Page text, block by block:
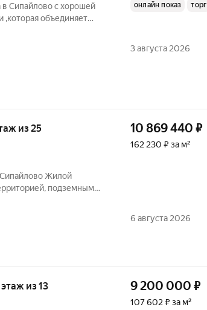
в Сипайлово с хорошей
объединяет
новым
онлайн показ торг
3 августа 2026
из 25
подземным
инфраструктуру и
10 869 440 ₽
162 230 ₽ за м²
6 августа 2026
из 13 9 200 000 ₽
107 602 ₽ за м²